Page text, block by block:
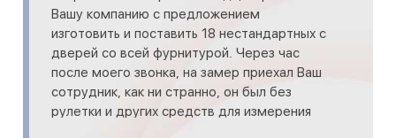
Вашу компанию с предложением
изготовить и поставить 18 нестандартных с
дверей со всей фурнитурой. Через час
после моего звонка, на замер приехал Ваш
сотрудник, как ни странно, он был без
рулетки и других средств для измерения